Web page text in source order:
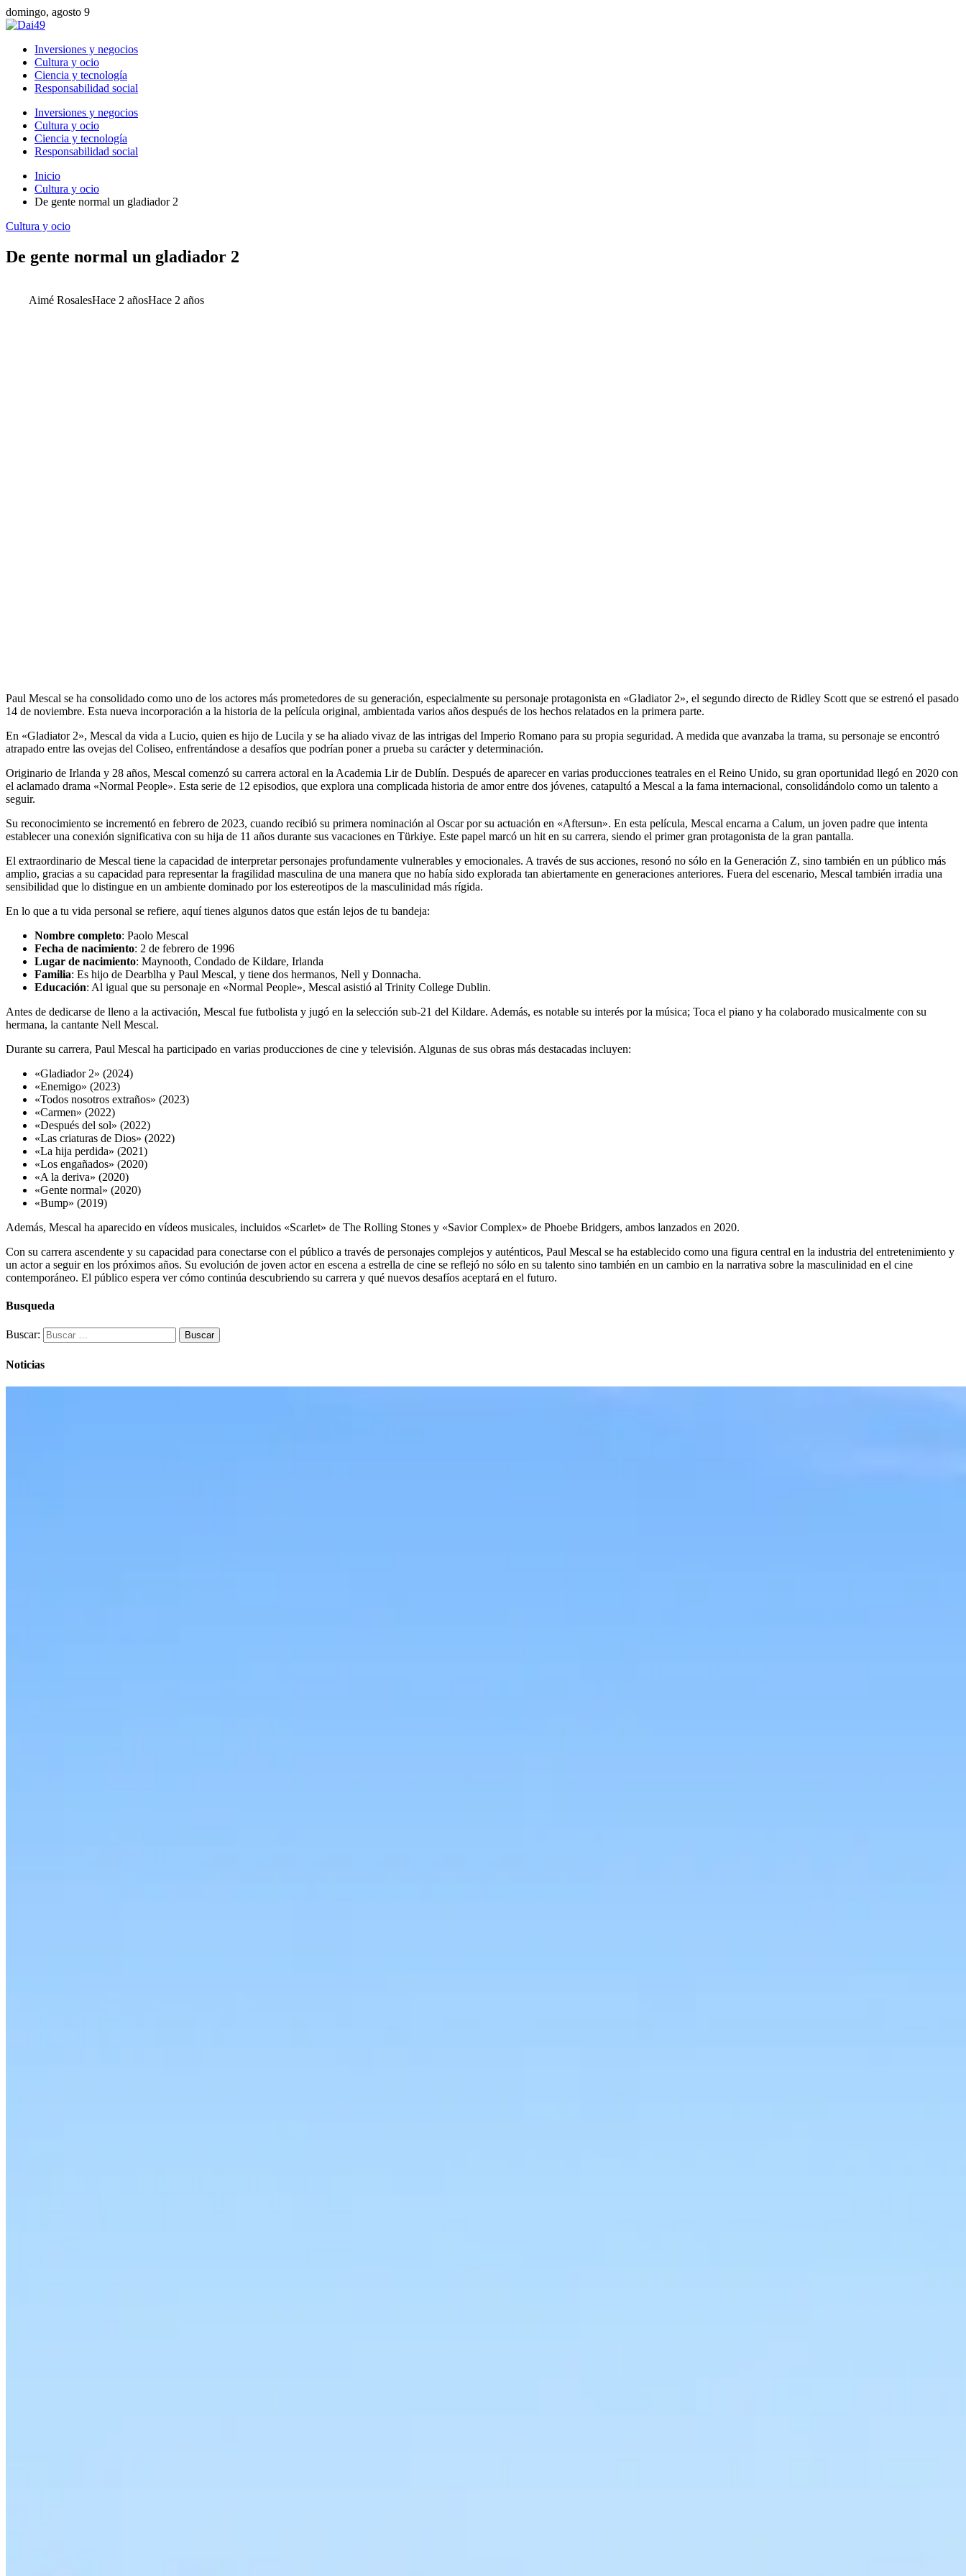
domingo, agosto 9
Inversiones y negocios
Cultura y ocio
Ciencia y tecnología
Responsabilidad social
Inversiones y negocios
Cultura y ocio
Ciencia y tecnología
Responsabilidad social
Inicio
Cultura y ocio
De gente normal un gladiador 2
Cultura y ocio
De gente normal un gladiador 2
Aimé RosalesHace 2 añosHace 2 años
Paul Mescal se ha consolidado como uno de los actores más prometedores de su generación, especialmente su personaje protagonista en «Gladiator 2», el segundo directo de Ridley Scott que se estrenó el pasado
14 de noviembre. Esta nueva incorporación a la historia de la película original, ambientada varios años después de los hechos relatados en la primera parte.
En «Gladiator 2», Mescal da vida a Lucio, quien es hijo de Lucila y se ha aliado vivaz de las intrigas del Imperio Romano para su propia seguridad. A medida que avanzaba la trama, su personaje se encontró
atrapado entre las ovejas del Coliseo, enfrentándose a desafíos que podrían poner a prueba su carácter y determinación.
Originario de Irlanda y 28 años, Mescal comenzó su carrera actoral en la Academia Lir de Dublín. Después de aparecer en varias producciones teatrales en el Reino Unido, su gran oportunidad llegó en 2020 con
el aclamado drama «Normal People». Esta serie de 12 episodios, que explora una complicada historia de amor entre dos jóvenes, catapultó a Mescal a la fama internacional, consolidándolo como un talento a
seguir.
Su reconocimiento se incrementó en febrero de 2023, cuando recibió su primera nominación al Oscar por su actuación en «Aftersun». En esta película, Mescal encarna a Calum, un joven padre que intenta
establecer una conexión significativa con su hija de 11 años durante sus vacaciones en Türkiye. Este papel marcó un hit en su carrera, siendo el primer gran protagonista de la gran pantalla.
El extraordinario de Mescal tiene la capacidad de interpretar personajes profundamente vulnerables y emocionales. A través de sus acciones, resonó no sólo en la Generación Z, sino también en un público más
amplio, gracias a su capacidad para representar la fragilidad masculina de una manera que no había sido explorada tan abiertamente en generaciones anteriores. Fuera del escenario, Mescal también irradia una
sensibilidad que lo distingue en un ambiente dominado por los estereotipos de la masculinidad más rígida.
En lo que a tu vida personal se refiere, aquí tienes algunos datos que están lejos de tu bandeja:
Nombre completo: Paolo Mescal
Fecha de nacimiento: 2 de febrero de 1996
Lugar de nacimiento: Maynooth, Condado de Kildare, Irlanda
Familia: Es hijo de Dearblha y Paul Mescal, y tiene dos hermanos, Nell y Donnacha.
Educación: Al igual que su personaje en «Normal People», Mescal asistió al Trinity College Dublin.
Antes de dedicarse de lleno a la activación, Mescal fue futbolista y jugó en la selección sub-21 del Kildare. Además, es notable su interés por la música; Toca el piano y ha colaborado musicalmente con su
hermana, la cantante Nell Mescal.
Durante su carrera, Paul Mescal ha participado en varias producciones de cine y televisión. Algunas de sus obras más destacadas incluyen:
«Gladiador 2» (2024)
«Enemigo» (2023)
«Todos nosotros extraños» (2023)
«Carmen» (2022)
«Después del sol» (2022)
«Las criaturas de Dios» (2022)
«La hija perdida» (2021)
«Los engañados» (2020)
«A la deriva» (2020)
«Gente normal» (2020)
«Bump» (2019)
Además, Mescal ha aparecido en vídeos musicales, incluidos «Scarlet» de The Rolling Stones y «Savior Complex» de Phoebe Bridgers, ambos lanzados en 2020.
Con su carrera ascendente y su capacidad para conectarse con el público a través de personajes complejos y auténticos, Paul Mescal se ha establecido como una figura central en la industria del entretenimiento y
un actor a seguir en los próximos años. Su evolución de joven actor en escena a estrella de cine se reflejó no sólo en su talento sino también en un cambio en la narrativa sobre la masculinidad en el cine
contemporáneo. El público espera ver cómo continúa descubriendo su carrera y qué nuevos desafíos aceptará en el futuro.
Busqueda
Buscar:
Noticias